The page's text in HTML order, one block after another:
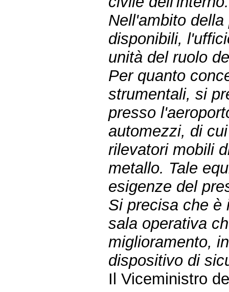
Nell'ambito
disponibili,
unità del ruolo
Per quanto
strumentali, si
presso
automezzi, di
rilevatori mobili
metallo. Tale
esigenze del
Si precisa che è
sala operativa
miglioramento,
dispositivo di
Il Viceministro